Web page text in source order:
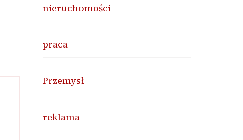
nieruchomości
praca
Przemysł
reklama